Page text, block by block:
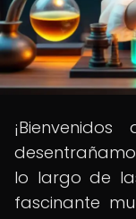
lo largo de
fascinante